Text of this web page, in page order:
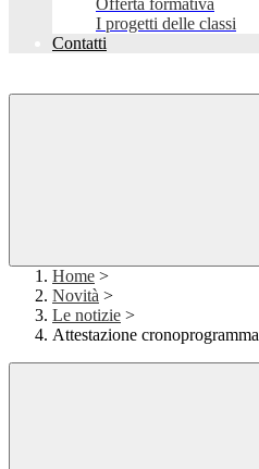
Offerta formativa
I progetti delle classi
Contatti
Home >
Novità >
Le notizie >
Attestazione cronoprogramma